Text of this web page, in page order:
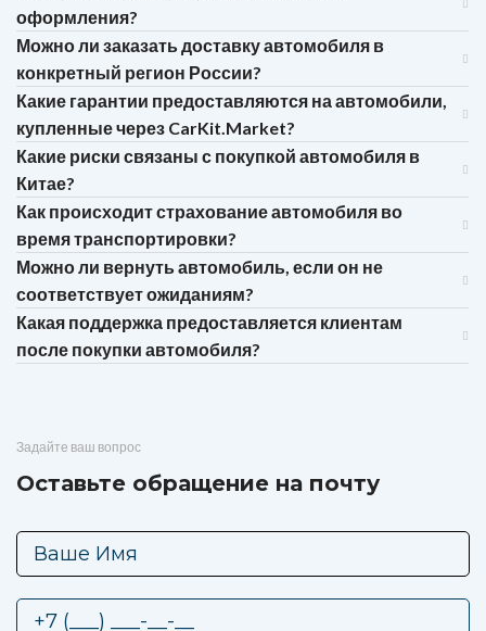
оформления?
Можно ли заказать доставку автомобиля в
конкретный регион России?
Какие гарантии предоставляются на автомобили,
купленные через CarKit.Market?
Какие риски связаны с покупкой автомобиля в
Китае?
Как происходит страхование автомобиля во
время транспортировки?
Можно ли вернуть автомобиль, если он не
соответствует ожиданиям?
Какая поддержка предоставляется клиентам
после покупки автомобиля?
Задайте ваш вопрос
Оставьте обращение на почту